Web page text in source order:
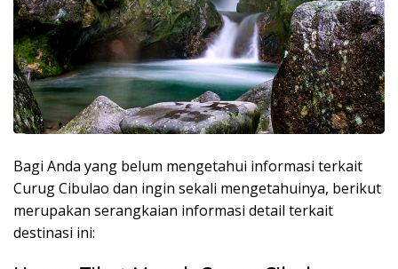
Bagi Anda yang belum mengetahui informasi terkait
Curug Cibulao dan ingin sekali mengetahuinya, berikut
merupakan serangkaian informasi detail terkait
destinasi ini: